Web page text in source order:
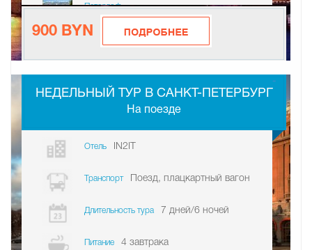
Петергоф
900 BYN
НЕДЕЛЬНЫЙ ТУР В САНКТ-ПЕТЕРБУРГ
На поезде
Отель IN2IT
Транспорт Поезд, плацкартный вагон
Длительность тура 7 дней/6 ночей
Питание 4 завтрака
-